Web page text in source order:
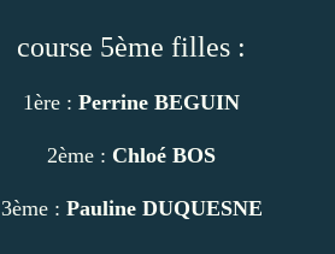
course 5ème filles :
1ère : Perrine BEGUIN
2ème : Chloé BOS
3ème : Pauline DUQUESNE